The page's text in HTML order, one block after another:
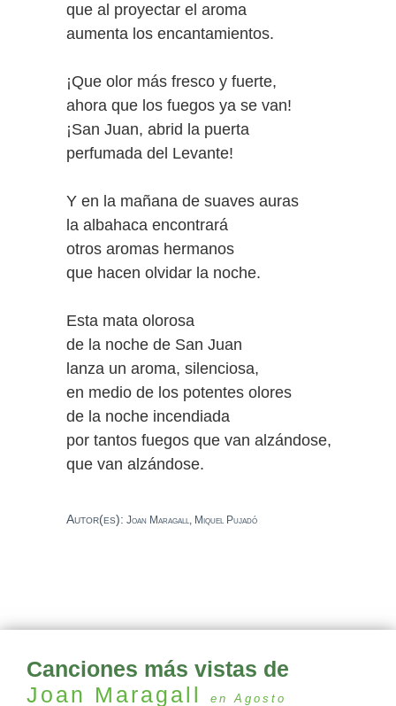
que al proyectar el aroma
aumenta los encantamientos.
¡Que olor más fresco y fuerte,
ahora que los fuegos ya se van!
¡San Juan, abrid la puerta
perfumada del Levante!
Y en la mañana de suaves auras
la albahaca encontrará
otros aromas hermanos
que hacen olvidar la noche.
Esta mata olorosa
de la noche de San Juan
lanza un aroma, silenciosa,
en medio de los potentes olores
de la noche incendiada
por tantos fuegos que van alzándose,
que van alzándose.
Autor(es): Joan Maragall, Miquel Pujadó
Canciones más vistas de
Joan Maragall
en Agosto